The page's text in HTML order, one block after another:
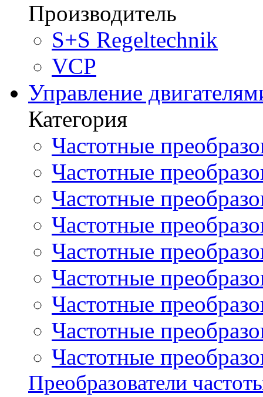
Производитель
S+S Regeltechnik
VCP
Управление
Категория
Частотные
Частотные
Частотные
Частотные
Частотные
Частотные
Частотные
Частотные
Частотные
Преобразователи